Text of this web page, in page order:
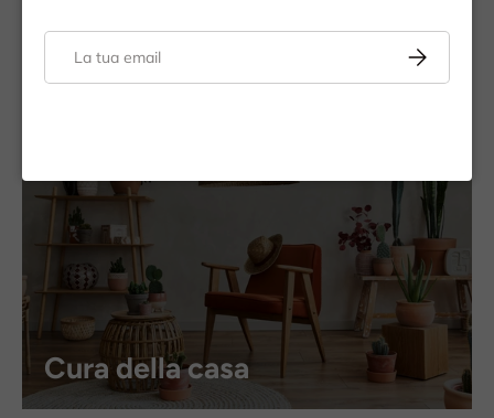
Arredo giardino
Cura della casa
Iscriviti